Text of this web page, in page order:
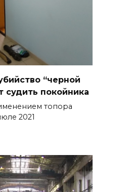
“черной
судить покойника
топора
2021